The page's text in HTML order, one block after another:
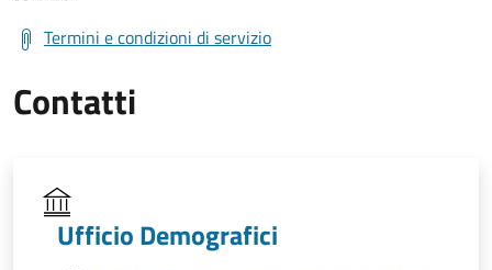
Termini e condizioni di servizio
Contatti
Ufficio Demografici